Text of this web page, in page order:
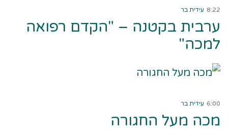
8:22 עידית בר
ערבית בקטנה – "הקדם רפואה
למכה"
6:00 עידית בר
מכה מעל החגורה